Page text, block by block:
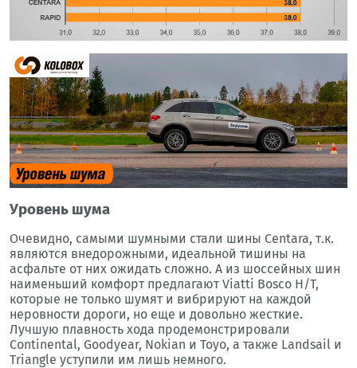
Уровень шума
Очевидно, самыми шумными стали шины Centara, т.к.
являются внедорожными, идеальной тишины на
асфальте от них ожидать сложно. А из шоссейных шин
наименьший комфорт предлагают Viatti Bosco H/T,
которые не только шумят и вибрируют на каждой
неровности дороги, но еще и довольно жесткие.
Лучшую плавность хода продемонстрировали
Continental, Goodyear, Nokian и Toyo, а также Landsail и
Triangle уступили им лишь немного.